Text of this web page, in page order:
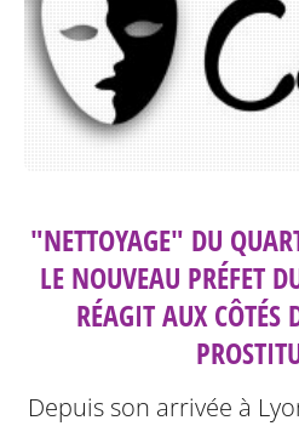
"NETTOYAGE" DU
LE NOUVEAU PRÉFET
RÉAGIT AUX CÔTÉS
Depuis son arrivée à